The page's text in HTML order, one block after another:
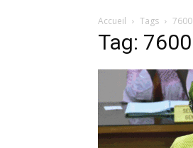
Accueil Tags 7600
Tag: 7600